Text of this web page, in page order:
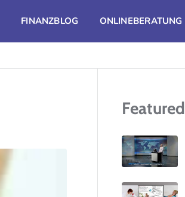
FINANZBLOG ONLINEBERATUNG
Featured